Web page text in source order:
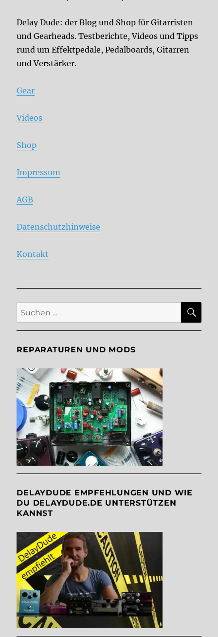
Delay Dude: der Blog und Shop für Gitarristen
und Gearheads. Testberichte, Videos und Tipps
rund um Effektpedale, Pedalboards, Gitarren
und Verstärker.
Gear
Videos
Shop
Impressum
AGB
Datenschutzhinweise
Kontakt
Suche
nach:
REPARATUREN UND MODS
DELAYDUDE EMPFEHLUNGEN UND WIE
DU DELAYDUDE.DE UNTERSTÜTZEN
KANNST